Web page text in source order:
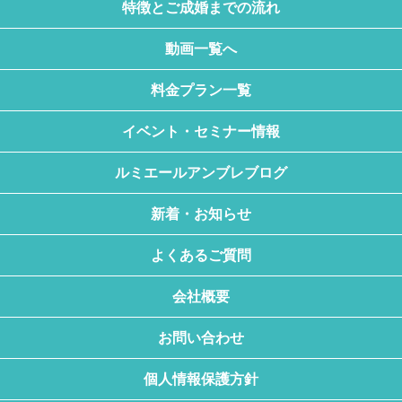
特徴とご成婚までの流れ
動画一覧へ
料金プラン一覧
イベント・セミナー情報
ルミエールアンブレブログ
新着・お知らせ
よくあるご質問
会社概要
お問い合わせ
個人情報保護方針